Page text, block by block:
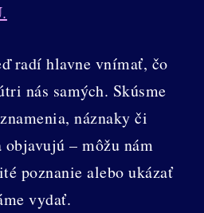
radí hlavne vnímať, čo
nás samých. Skúsme
náznaky či
– môžu nám
poznanie alebo ukázať
vydať.